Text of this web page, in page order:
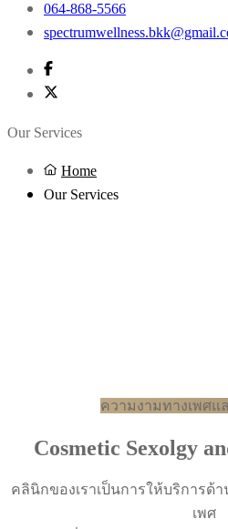
064-868-5566
Our Services
Home
Our Services
ความงามทางเพศแ
Cosmetic Sexolgy
คลินิกของเราเป็นการให้บริการด้า
เพศ